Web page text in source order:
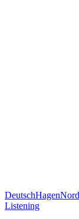
DeutschHagen
Listening